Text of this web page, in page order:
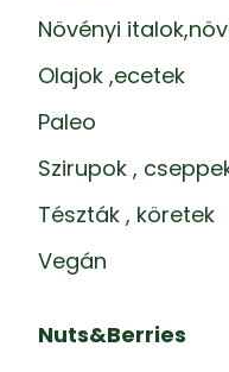
Növényi
Olajok ,ecetek
Paleo
Szirupok ,
Tészták , köretek
Vegán
Nuts&Berries